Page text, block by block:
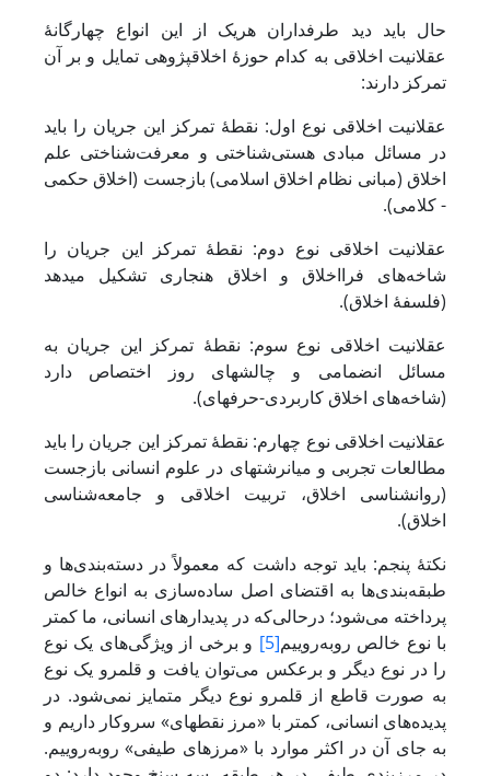
حال باید دید طرفداران هریک از این انواع چهارگانۀ
عقلانیت اخلاقی به کدام حوزۀ اخلاق‎پژوهی تمایل و بر آن
تمرکز دارند:
عقلانیت اخلاقی نوع اول: نقطۀ تمرکز این جریان را باید
در مسائل مبادی هستی‌شناختی و معرفت‌شناختی علم
اخلاق (مبانی نظام اخلاق اسلامی) بازجست (اخلاق حکمی
- کلامی).
عقلانیت اخلاقی نوع دوم: نقطۀ تمرکز این جریان را
شاخه‌های فرااخلاق و اخلاق هنجاری تشکیل می‎دهد
(فلسفۀ اخلاق).
عقلانیت اخلاقی نوع سوم: نقطۀ تمرکز این جریان به
مسائل انضمامی و چالش‏های روز اختصاص دارد
(شاخه‌های اخلاق کاربردی-حرفه‎ای).
عقلانیت اخلاقی نوع چهارم: نقطۀ تمرکز این جریان را باید
مطالعات تجربی و میان‎رشته‎ای در علوم انسانی بازجست
(روان‎شناسی اخلاق، تربیت اخلاقی و جامعه‌شناسی
اخلاق).
نکتۀ پنجم: باید توجه داشت که معمولاً در دسته‌بندی‌ها و
طبقه‌بندی‌ها به اقتضای اصل ساده‌سازی به انواع خالص
پرداخته می‌شود؛ درحالی‌که در پدیدارهای انسانی، ما کمتر
با نوع خالص روبه‌روییم[5]
و برخی از ویژگی‌های یک نوع
را در نوع دیگر و برعکس می‌توان یافت و قلمرو یک نوع
به صورت قاطع از قلمرو نوع دیگر متمایز نمی‌شود. در
پدیده‌های انسانی، کمتر با «مرز نقطه‎ای» سروکار داریم و
به جای آن در اکثر موارد با «مرزهای طیفی» روبه‌روییم.